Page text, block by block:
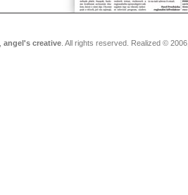
angel's creative . All rights reserved. Realized © 2006,